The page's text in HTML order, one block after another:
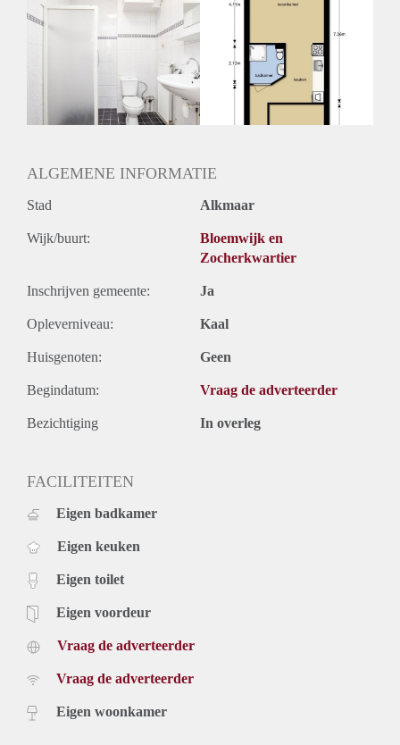
ALGEMENE INFORMATIE
Stad Alkmaar
Wijk/buurt:
Bloemwijk en
Zocherkwartier
Inschrijven gemeente: Ja
Opleverniveau: Kaal
Huisgenoten: Geen
Begindatum: Vraag de adverteerder
Bezichtiging In overleg
FACILITEITEN
Eigen badkamer
Eigen keuken
Eigen toilet
Eigen voordeur
Vraag de adverteerder
Vraag de adverteerder
Eigen woonkamer